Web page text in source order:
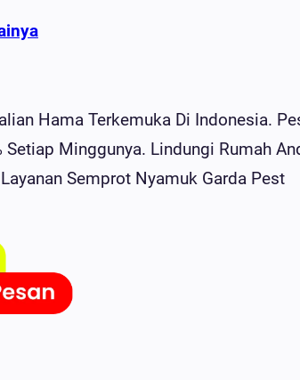
Hama Terkemuka Di Indonesia.
Minggunya. Lindungi Rumah
Semprot Nyamuk Garda Pest